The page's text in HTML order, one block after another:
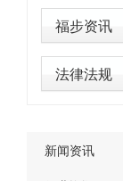
福步资讯
法律法规
新闻资讯